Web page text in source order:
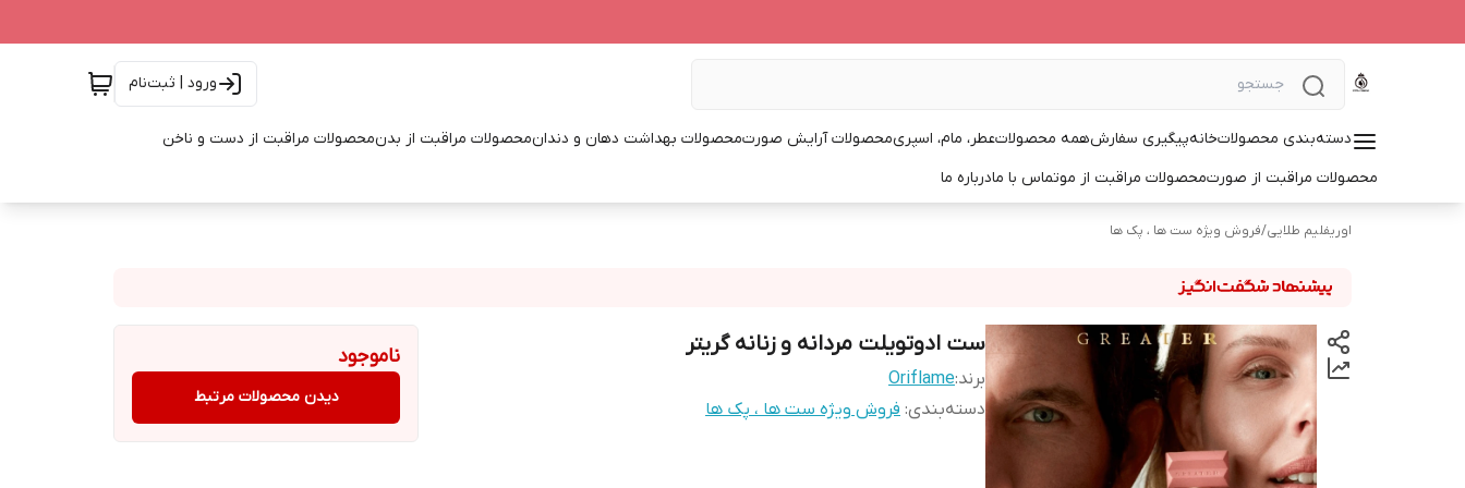
ورود | ثبت‌نام
دسته‌بندی محصولاتخانهپیگیری سفارشهمه محصولاتعطر، مام، اسپریمحصولات آرایش صورتمحصولات بهداشت دهان و دندانمحصولات مراقبت از بدنمحصولات مراقبت از دست و ناخن
محصولات مراقبت از صورتمحصولات مراقبت از موتماس با مادرباره ما
اوریفلیم طلایی/فروش ویژه ست ها ، پک ها
ست ادوتویلت مردانه و زنانه گریتر
برند:Oriflame
دسته‌بندی: فروش ویژه ست ها ، پک ها
ناموجود
دیدن محصولات مرتبط